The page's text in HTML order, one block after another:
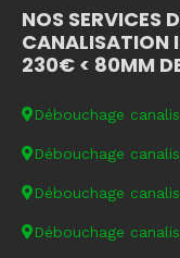
NOS SERVICES
CANALISATION
230€ < 80MM
Débouchage
Débouchage
Débouchage
Débouchage